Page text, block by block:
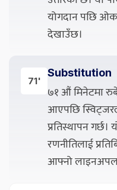
योगदान पछि
देखाउँछ।
71'
Substitution
७१ औं मिनेटमा
आएपछि
प्रतिस्थापन
रणनीतिलाई
आफ्नो